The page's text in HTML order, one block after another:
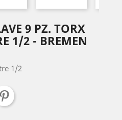
9 PZ. TORX
1/2 - BREMEN
1/2